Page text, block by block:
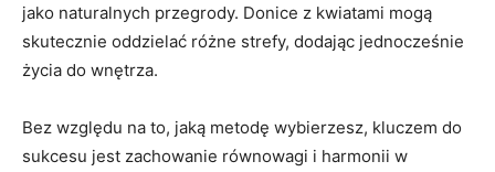
jako naturalnych przegrody. Donice z kwiatami mogą
skutecznie oddzielać‌ różne strefy, dodając jednocześnie
życia do ⁢wnętrza.
Bez⁢ względu na to,⁤ jaką metodę wybierzesz, kluczem do
sukcesu jest zachowanie⁤ równowagi⁢ i harmonii w